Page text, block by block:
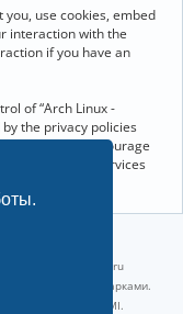
use cookies, embed
interaction with the
if you have an
of “Arch Linux -
the privacy policies
We encourage
third-party services
08:48:12 |
vps reg.ru
торговыми марками.
Linus Torvalds и LMI.